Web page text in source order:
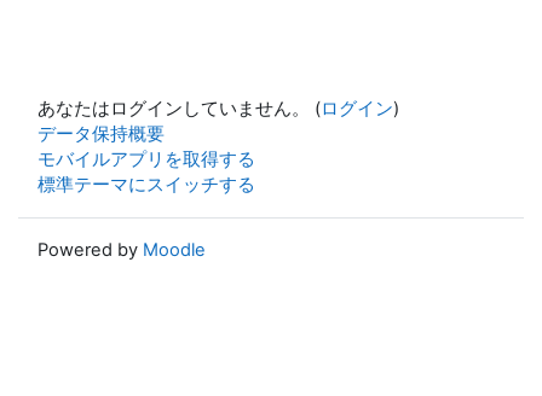
あなたはログインしていません。 (ログイン)
データ保持概要
モバイルアプリを取得する
標準テーマにスイッチする
Powered by Moodle